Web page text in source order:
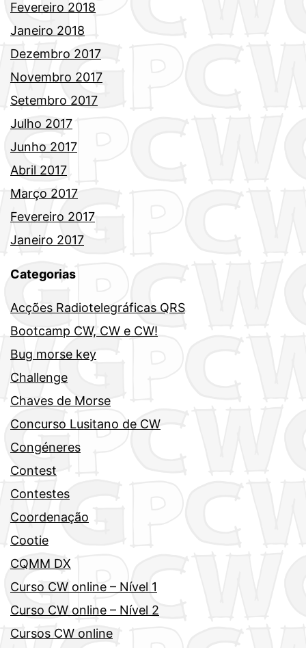
Fevereiro 2018
Janeiro 2018
Dezembro 2017
Novembro 2017
Setembro 2017
Julho 2017
Junho 2017
Abril 2017
Março 2017
Fevereiro 2017
Janeiro 2017
Categorias
Acções Radiotelegráficas QRS
Bootcamp CW, CW e CW!
Bug morse key
Challenge
Chaves de Morse
Concurso Lusitano de CW
Congéneres
Contest
Contestes
Coordenação
Cootie
CQMM DX
Curso CW online – Nível 1
Curso CW online – Nível 2
Cursos CW online